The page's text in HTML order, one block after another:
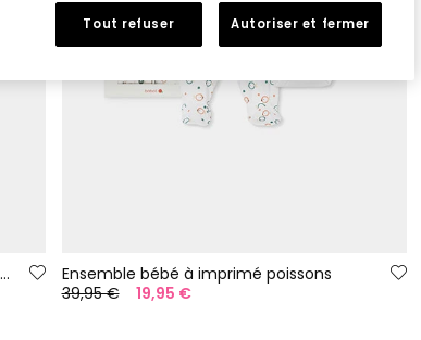
Couverture et doudou imprimés pour bébé
Ensemble bébé à imprimé poissons
39,95 €
19,95 €
Tout refuser Autoriser et fermer